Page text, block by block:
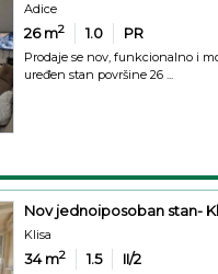
Adice
26m2 1.0 PR
Prodaje se nov, funkcionalno i
uređen stan površine 26 ...
Nov jednoiposoban stan-
Klisa
34m2 1.5 II/2